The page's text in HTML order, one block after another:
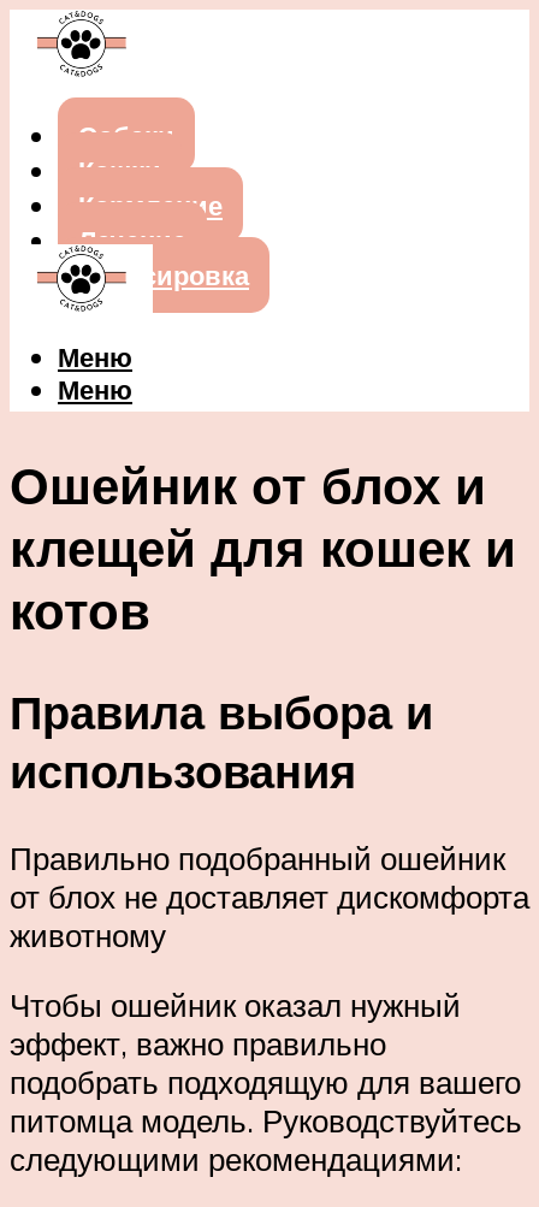
Собаки
Кошки
Кормление
Лечение
Дрессировка
Меню
Меню
Ошейник от блох и
клещей для кошек и
котов
Правила выбора и
использования
Правильно подобранный ошейник
от блох не доставляет дискомфорта
животному
Чтобы ошейник оказал нужный
эффект, важно правильно
подобрать подходящую для вашего
питомца модель. Руководствуйтесь
следующими рекомендациями: